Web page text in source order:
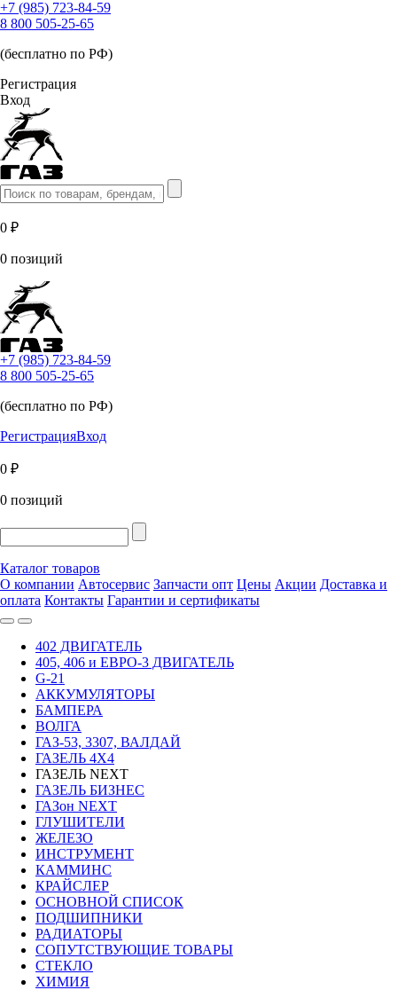
+7 (985) 723-84-59
8 800 505-25-65
(бесплатно по РФ)
Регистрация
Вход
0 ₽
0 позиций
+7 (985) 723-84-59
8 800 505-25-65
(бесплатно по РФ)
РегистрацияВход
0 ₽
0 позиций
Каталог товаров
О компании Автосервис Запчасти опт Цены Акции Доставка и
оплата Контакты Гарантии и сертификаты
402 ДВИГАТЕЛЬ
405, 406 и ЕВРО-3 ДВИГАТЕЛЬ
G-21
АККУМУЛЯТОРЫ
БАМПЕРА
ВОЛГА
ГАЗ-53, 3307, ВАЛДАЙ
ГАЗЕЛЬ 4Х4
ГАЗЕЛЬ NEXT
ГАЗЕЛЬ БИЗНЕС
ГАЗон NEXT
ГЛУШИТЕЛИ
ЖЕЛЕЗО
ИНСТРУМЕНТ
КАММИНС
КРАЙСЛЕР
ОСНОВНОЙ СПИСОК
ПОДШИПНИКИ
РАДИАТОРЫ
СОПУТСТВУЮЩИЕ ТОВАРЫ
СТЕКЛО
ХИМИЯ